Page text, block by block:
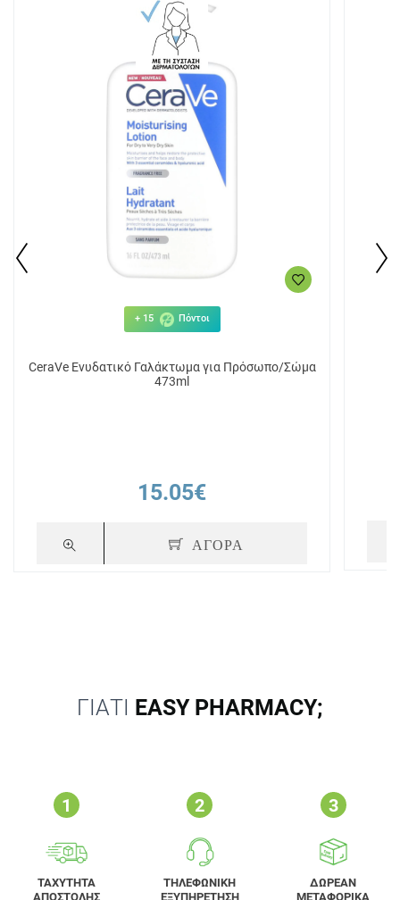
+ 15 Πόντοι
CeraVe Ενυδατικό Γαλάκτωμα για Πρόσωπο/Σώμα
473ml
15.05€
ΑΓΟΡΑ
ΓΙΑΤΙ EASY PHARMACY;
ΤΑΧΥΤΗΤΑ
ΑΠΟΣΤΟΛΗΣ
ΤΗΛΕΦΩΝΙΚΗ
ΕΞΥΠΗΡΕΤΗΣΗ
ΔΩΡΕΑΝ
ΜΕΤΑΦΟΡΙΚΑ